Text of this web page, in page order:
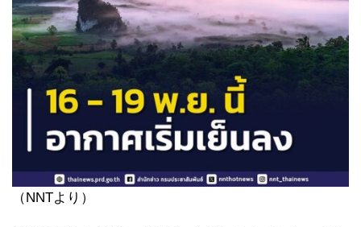
（NNTより）